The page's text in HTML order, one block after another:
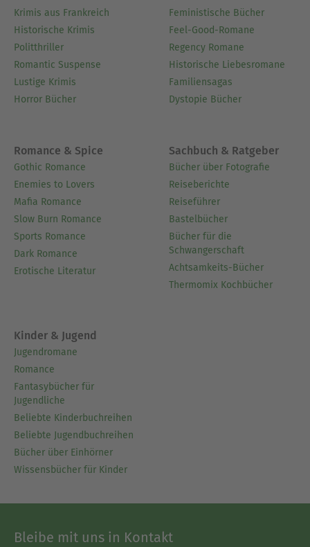
Ausblenden
Krimis aus Frankreich
Historische Krimis
Politthriller
Romantic Suspense
Lustige Krimis
Horror Bücher
Feministische Bücher
Feel-Good-Romane
Regency Romane
Historische Liebesromane
Familiensagas
Dystopie Bücher
Romance & Spice
Gothic Romance
Enemies to Lovers
Mafia Romance
Slow Burn Romance
Sports Romance
Dark Romance
Erotische Literatur
Sachbuch & Ratgeber
Bücher über Fotografie
Reiseberichte
Reiseführer
Bastelbücher
Bücher für die
Schwangerschaft
Achtsamkeits-Bücher
Thermomix Kochbücher
Kinder & Jugend
Jugendromane
Romance
Fantasybücher für
Jugendliche
Beliebte Kinderbuchreihen
Beliebte Jugendbuchreihen
Bücher über Einhörner
Wissensbücher für Kinder
Bleibe mit uns in Kontakt